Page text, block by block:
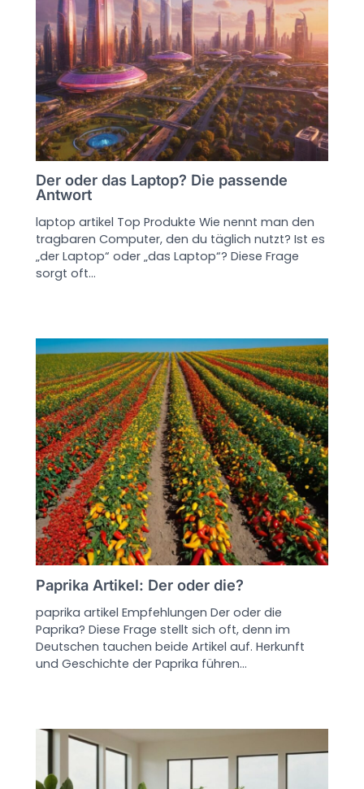
Der oder das Laptop? Die passende
Antwort
laptop artikel Top Produkte Wie nennt man den
tragbaren Computer, den du täglich nutzt? Ist es
„der Laptop“ oder „das Laptop“? Diese Frage
sorgt oft…
Paprika Artikel: Der oder die?
paprika artikel Empfehlungen Der oder die
Paprika? Diese Frage stellt sich oft, denn im
Deutschen tauchen beide Artikel auf. Herkunft
und Geschichte der Paprika führen…